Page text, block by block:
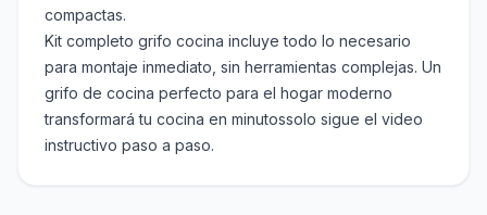
compactas.
Kit completo grifo cocina incluye todo lo necesario
para montaje inmediato, sin herramientas complejas. Un
grifo de cocina perfecto para el hogar moderno
transformará tu cocina en minutossolo sigue el video
instructivo paso a paso.